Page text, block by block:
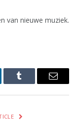
van nieuwe muziek.
Tumblr Email